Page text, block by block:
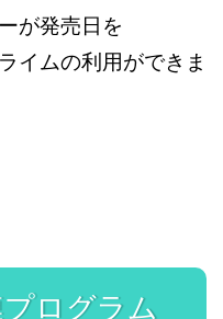
が発売日を
イムの利用ができま
ログラム